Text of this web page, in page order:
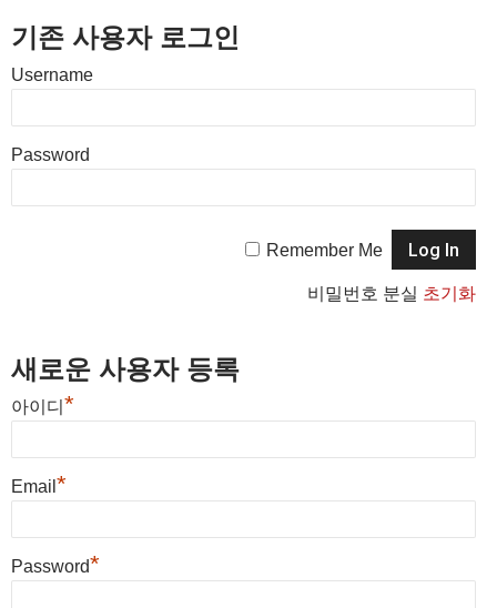
기존 사용자 로그인
Username
Password
Remember Me
비밀번호 분실 초기화
새로운 사용자 등록
아이디 *
Email *
Password*